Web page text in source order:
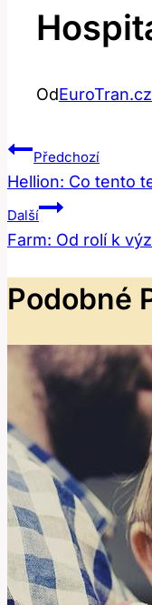
OdEuroTran.cz
Navigace
Pro
Příspěvek
Předchozí
Hellion: Co tento
Další
Farm: Od rolí k
Podobné